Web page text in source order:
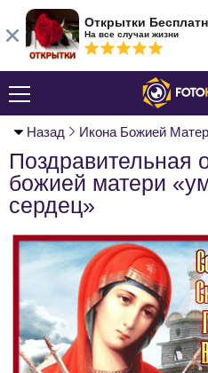
Назад Икона Божией
Поздравительная
божией матери
сердец»
Открытки
На все случаи жизни